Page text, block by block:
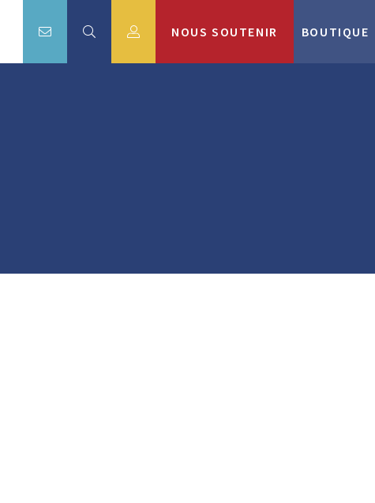
NOUS SOUTENIR BOUTIQUE